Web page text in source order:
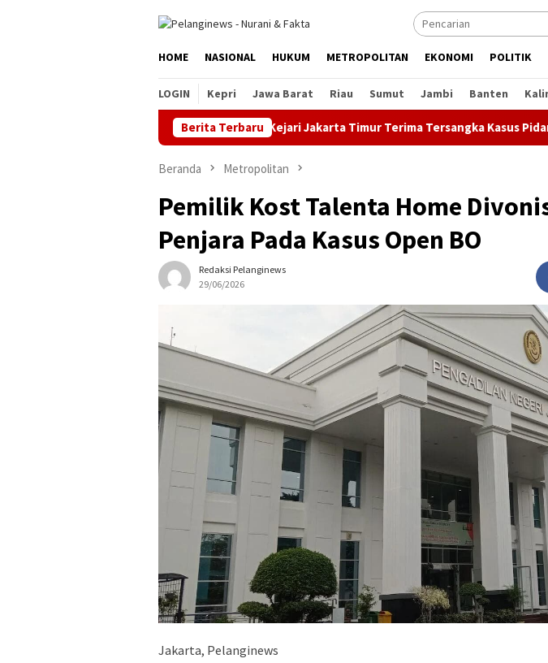
HOME NASIONAL HUKUM METROPOLITAN EKONOMI POLITIK
LOGIN Kepri Jawa Barat Riau Sumut Jambi Banten
Berita Terbaru
Kejari Jakarta Timur Terima Tersangka Kasus Pidana Cukai
Beranda Metropolitan
Pemilik Kost Talenta Home
Penjara Pada Kasus Open BO
Redaksi Pelanginews
29/06/2026
Jakarta, Pelanginews